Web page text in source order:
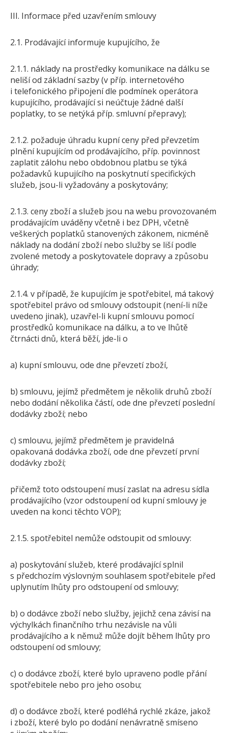
III. Informace před uzavřením smlouvy
2.1. Prodávající informuje kupujícího, že
2.1.1. náklady na prostředky komunikace na dálku se
neliší od základní sazby (v příp. internetového
i telefonického připojení dle podmínek operátora
kupujícího, prodávající si neúčtuje žádné další
poplatky, to se netýká příp. smluvní přepravy);
2.1.2. požaduje úhradu kupní ceny před převzetím
plnění kupujícím od prodávajícího, příp. povinnost
zaplatit zálohu nebo obdobnou platbu se týká
požadavků kupujícího na poskytnutí specifických
služeb, jsou-li vyžadovány a poskytovány;
2.1.3. ceny zboží a služeb jsou na webu provozovaném
prodávajícím uváděny včetně i bez DPH, včetně
veškerých poplatků stanovených zákonem, nicméně
náklady na dodání zboží nebo služby se liší podle
zvolené metody a poskytovatele dopravy a způsobu
úhrady;
2.1.4. v případě, že kupujícím je spotřebitel, má takový
spotřebitel právo od smlouvy odstoupit (není-li níže
uvedeno jinak), uzavřel-li kupní smlouvu pomocí
prostředků komunikace na dálku, a to ve lhůtě
čtrnácti dnů, která běží, jde-li o
a) kupní smlouvu, ode dne převzetí zboží,
b) smlouvu, jejímž předmětem je několik druhů zboží
nebo dodání několika částí, ode dne převzetí poslední
dodávky zboží; nebo
c) smlouvu, jejímž předmětem je pravidelná
opakovaná dodávka zboží, ode dne převzetí první
dodávky zboží;
přičemž toto odstoupení musí zaslat na adresu sídla
prodávajícího (vzor odstoupení od kupní smlouvy je
uveden na konci těchto VOP);
2.1.5. spotřebitel nemůže odstoupit od smlouvy:
a) poskytování služeb, které prodávající splnil
s předchozím výslovným souhlasem spotřebitele před
uplynutím lhůty pro odstoupení od smlouvy;
b) o dodávce zboží nebo služby, jejichž cena závisí na
výchylkách finančního trhu nezávisle na vůli
prodávajícího a k němuž může dojít během lhůty pro
odstoupení od smlouvy;
c) o dodávce zboží, které bylo upraveno podle přání
spotřebitele nebo pro jeho osobu;
d) o dodávce zboží, které podléhá rychlé zkáze, jakož
i zboží, které bylo po dodání nenávratně smíseno